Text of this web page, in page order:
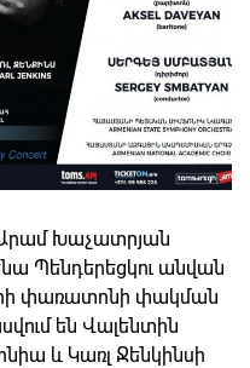
Արամ Խաչատրյան
Պենդերեցկու անվան
փառատոնի փակման
են Վալենտին
և Կառլ Ջենկինսի